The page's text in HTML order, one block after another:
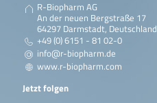
R-Biopharm AG
An der neuen Bergstraße 17
64297 Darmstadt, Deutschland
+49 (0) 6151 - 81 02-0
info@r-biopharm.de
www.r-biopharm.com
Jetzt folgen